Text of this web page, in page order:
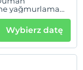
yağmurlama
Wybierz datę